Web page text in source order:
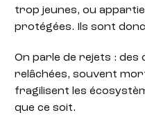
trop jeunes, ou
protégées. Ils sont
On parle de rejets : des
relâchées, souvent
fragilisent les
que ce soit.